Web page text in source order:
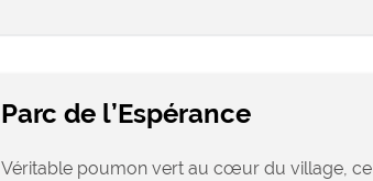
Parc de l’Espérance
Véritable poumon vert au cœur du village, ce